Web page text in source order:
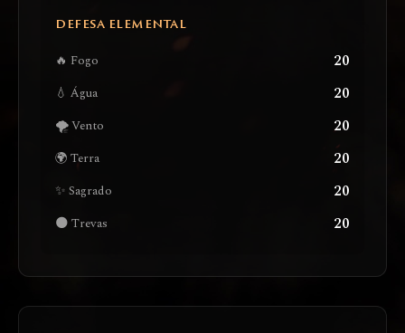
DEFESA ELEMENTAL
🔥 Fogo 20
💧 Água 20
🌪️ Vento 20
🌍 Terra 20
✨ Sagrado 20
🌑 Trevas 20